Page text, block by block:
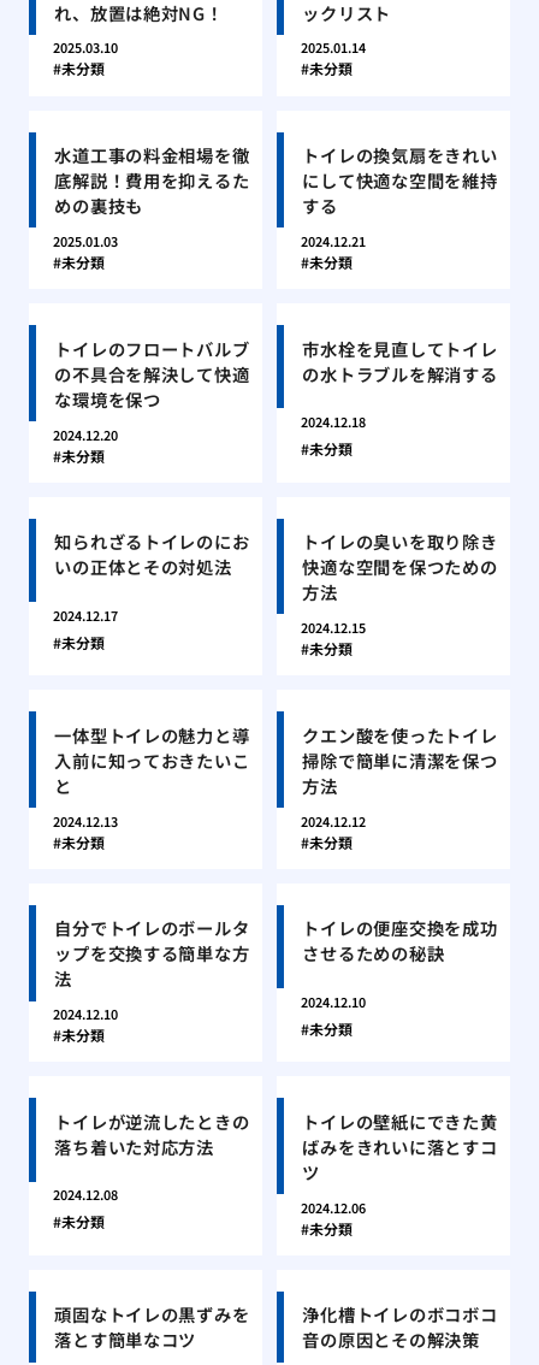
れ、放置は絶対NG！
2025.03.10
未分類
ックリスト
2025.01.14
未分類
水道工事の料金相場を徹
底解説！費用を抑えるた
めの裏技も
2025.01.03
未分類
トイレの換気扇をきれい
にして快適な空間を維持
する
2024.12.21
未分類
トイレのフロートバルブ
の不具合を解決して快適
な環境を保つ
2024.12.20
未分類
市水栓を見直してトイレ
の水トラブルを解消する
2024.12.18
未分類
知られざるトイレのにお
いの正体とその対処法
2024.12.17
未分類
トイレの臭いを取り除き
快適な空間を保つための
方法
2024.12.15
未分類
一体型トイレの魅力と導
入前に知っておきたいこ
と
2024.12.13
未分類
クエン酸を使ったトイレ
掃除で簡単に清潔を保つ
方法
2024.12.12
未分類
自分でトイレのボールタ
ップを交換する簡単な方
法
2024.12.10
未分類
トイレの便座交換を成功
させるための秘訣
2024.12.10
未分類
トイレが逆流したときの
落ち着いた対応方法
2024.12.08
未分類
トイレの壁紙にできた黄
ばみをきれいに落とすコ
ツ
2024.12.06
未分類
頑固なトイレの黒ずみを
落とす簡単なコツ
浄化槽トイレのボコボコ
音の原因とその解決策